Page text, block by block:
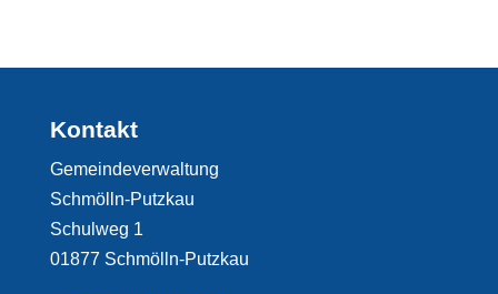
Kontakt
Gemeindeverwaltung
Schmölln-Putzkau
Schulweg 1
01877 Schmölln-Putzkau